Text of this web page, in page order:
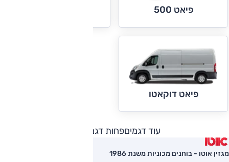
פיאט 500
פיאט דוקאטו
עוד דגמיםפחות דגמים
מגזין אוטו - בוחנים מכוניות משנת 1986